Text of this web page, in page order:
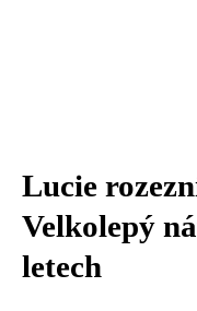
Lucie
Velkolepý
letech